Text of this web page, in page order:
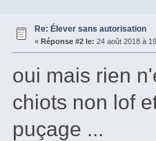
Re: Élever sans autorisation
« Réponse #2 le: 24 août 2018 à
oui mais rien
chiots non lof
puçage ...